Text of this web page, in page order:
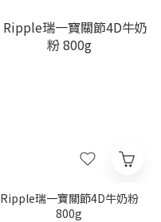
Ripple瑞一寶關節4D牛奶粉
800g